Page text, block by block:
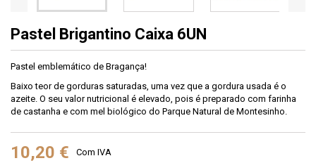
Pastel Brigantino Caixa 6UN
Pastel emblemático de Bragança!
Baixo teor de gorduras saturadas, uma vez que a gordura usada é o
azeite. O seu valor nutricional é elevado, pois é preparado com farinha
de castanha e com mel biológico do Parque Natural de Montesinho.
10,20 € Com IVA